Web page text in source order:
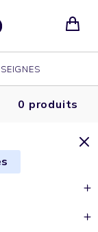
0 produits